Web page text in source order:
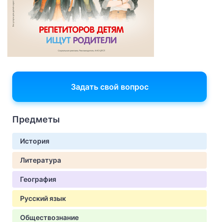
Задать свой вопрос
Предметы
История
Литература
География
Русский язык
Обществознание